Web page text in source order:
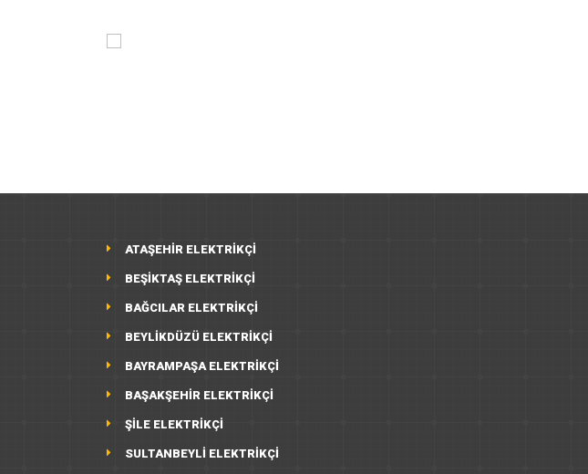
ATAŞEHİR ELEKTRİKÇİ
BEŞİKTAŞ ELEKTRİKÇİ
BAĞCILAR ELEKTRİKÇİ
BEYLİKDÜZÜ ELEKTRİKÇİ
BAYRAMPAŞA ELEKTRİKÇİ
BAŞAKŞEHİR ELEKTRİKÇİ
ŞİLE ELEKTRİKÇİ
SULTANBEYLİ ELEKTRİKÇİ